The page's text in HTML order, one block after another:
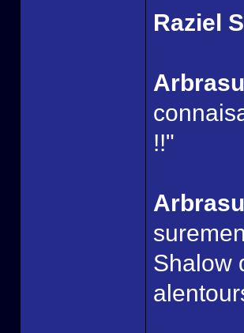
Raziel S
!!"
Shalow